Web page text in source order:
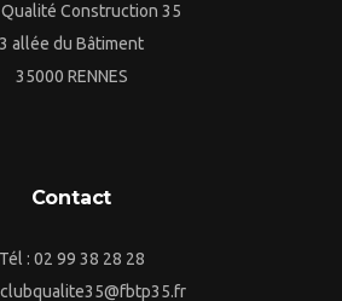
Construction 35
3 allée du Bâtiment
35000 RENNES
Contact
Tél : 02 99 38 28 28